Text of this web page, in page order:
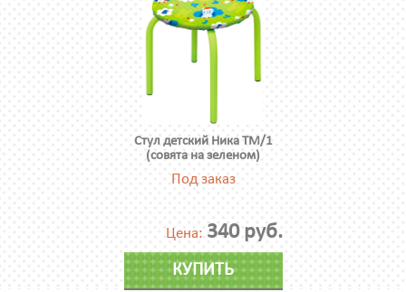
Стул детский Ника ТМ/1
(совята на зеленом)
Под заказ
Цена: 340 руб.
КУПИТЬ